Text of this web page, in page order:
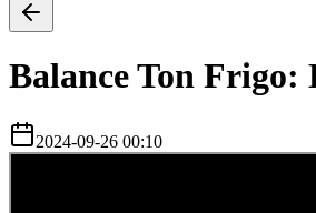
Balance Ton
2024-09-26 00:10